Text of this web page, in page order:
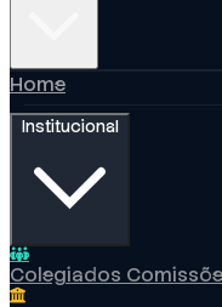
Home
Institucional
Colegiados